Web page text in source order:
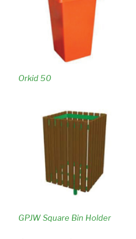
Orkid 50
GPJW Square Bin Holder